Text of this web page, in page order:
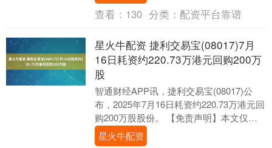
查看： 130 分类： 配资平台靠谱
星火牛配资 捷利交易宝(08017)7月
16日耗资约220.73万港元回购200万
股
智通财经APP讯，捷利交易宝(08017)公
布，2025年7月16日耗资约220.73万港元回
购200万股股份。 【免责声明】本文仅代
表作者本人观点，与和讯网无....
星火牛配资